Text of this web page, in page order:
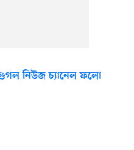
নিউজ চ্যানেল ফলো